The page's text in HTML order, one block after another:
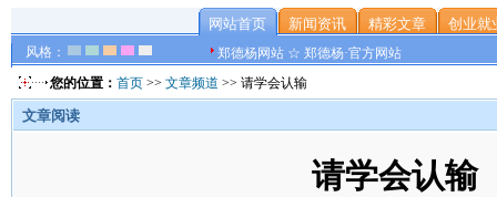
风格：
网站首页 新闻资讯 精彩文章 创业就
郑德杨网站 ☆ 郑德杨·官方网站
您的位置： 首页 >> 文章频道 >> 请学会认输
文章阅读
请学会认输